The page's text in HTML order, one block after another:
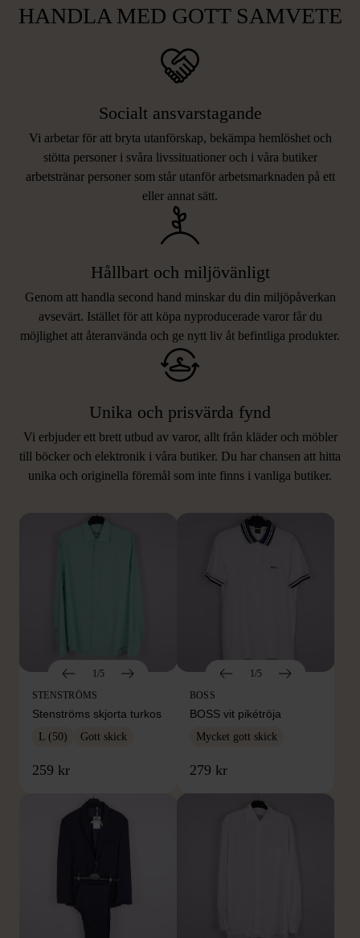
HANDLA MED GOTT SAMVETE
Socialt ansvarstagande
Vi arbetar för att bryta utanförskap, bekämpa hemlöshet och
stötta personer i svåra livssituationer och i våra butiker
arbetstränar personer som står utanför arbetsmarknaden på ett
eller annat sätt.
Hållbart och miljövänligt
Genom att handla second hand minskar du din miljöpåverkan
avsevärt. Istället för att köpa nyproducerade varor får du
möjlighet att återanvända och ge nytt liv åt befintliga produkter.
Unika och prisvärda fynd
Vi erbjuder ett brett utbud av varor, allt från kläder och möbler
till böcker och elektronik i våra butiker. Du har chansen att hitta
unika och originella föremål som inte finns i vanliga butiker.
LIKNANDE PRODUKTER
Hitta produkter som påminner om denna
1/5
STENSTRÖMS
Stenströms skjorta turkos
L (50) Gott skick
259 kr
1/5
BOSS
BOSS vit pikétröja
Mycket gott skick
279 kr